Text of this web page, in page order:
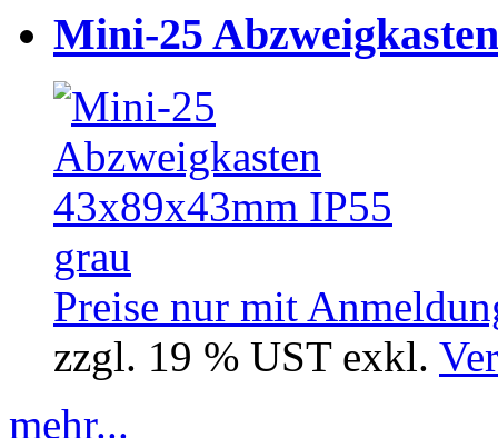
Mini-25
Preise nur mit
zzgl. 19 % UST exkl.
mehr...